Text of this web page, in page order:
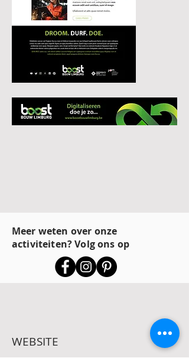
Meer weten over onze
activiteiten? Volg ons op
WEBSITE